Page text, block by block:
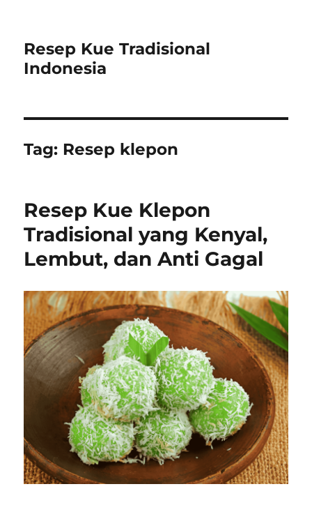
Resep Kue Tradisional
Indonesia
Tag: Resep klepon
Resep Kue Klepon
Tradisional yang Kenyal,
Lembut, dan Anti Gagal